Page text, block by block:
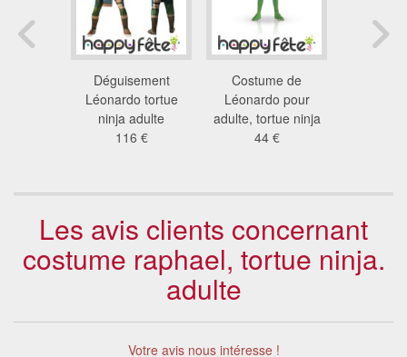
Déguisement
Léonardo tortue
ninja adulte
116 €
Costume de
Léonardo pour
adulte, tortue ninja
44 €
Les avis clients concernant
costume raphael, tortue ninja.
adulte
Votre avis nous intéresse !